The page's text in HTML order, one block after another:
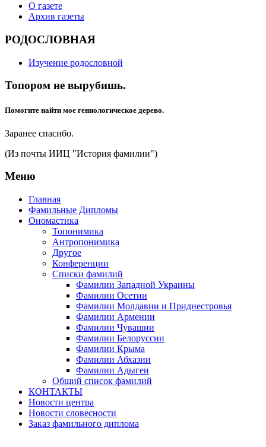
О газете
Архив газеты
РОДОСЛОВНАЯ
Изучение родословной
Топором не вырубишь.
Помогите найти мое гениологическое дерево.
Заранее спасибо.
(Из почты ИИЦ "История фамилии")
Меню
Главная
Фамильные Дипломы
Ономастика
Топонимика
Антропонимика
Другое
Конференции
Списки фамилий
Фамилии Западной Украины
Фамилии Осетии
Фамилии Молдавии и Приднестровья
Фамилии Армении
Фамилии Чувашии
Фамилии Белоруссии
Фамилии Крыма
Фамилии Абхазии
Фамилии Адыгеи
Общий список фамилий
КОНТАКТЫ
Новости центра
Новости словесности
Заказ фамильного диплома